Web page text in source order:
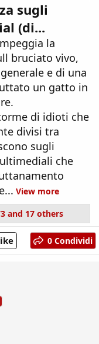
sugli
(di...
la
bruciato vivo,
e di una
un gatto in
di idioti che
divisi tra
sugli
che
View more
and 17 others
0 Condividi